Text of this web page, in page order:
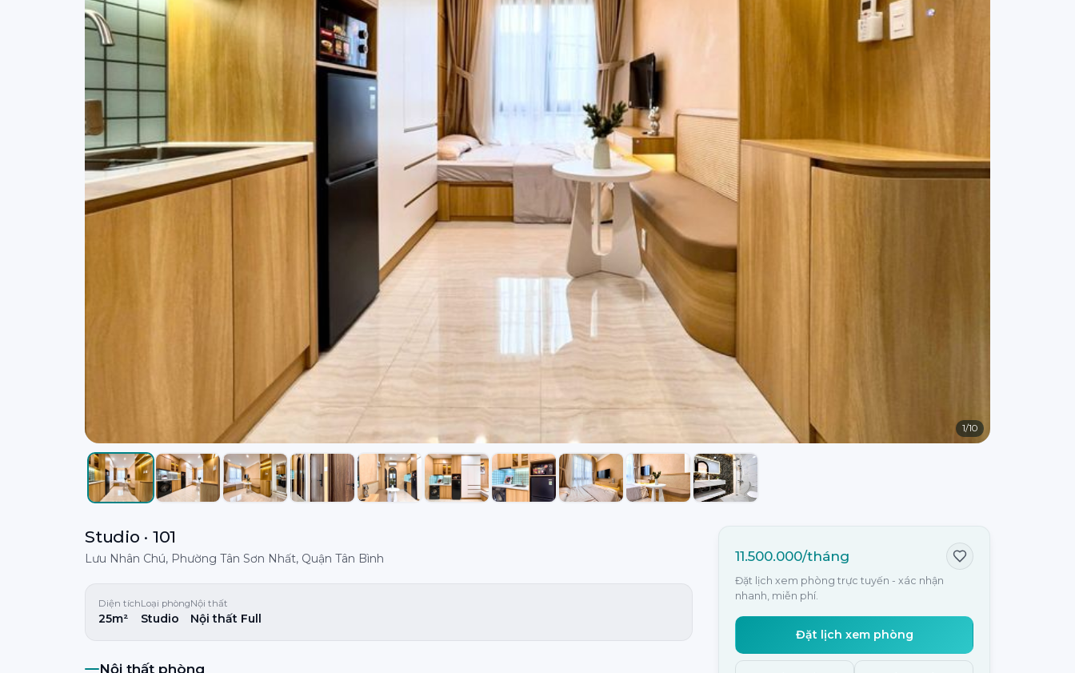
1/10
Studio · 101
Lưu Nhân Chú, Phường Tân Sơn Nhất, Quận Tân Bình
Diện tích
25m²
Loại phòng
Studio
Nội thất
Nội thất Full
Nội thất phòng
11.500.000/tháng
Đặt lịch xem phòng trực tuyến - xác nhận
nhanh, miễn phí.
Đặt lịch xem phòng